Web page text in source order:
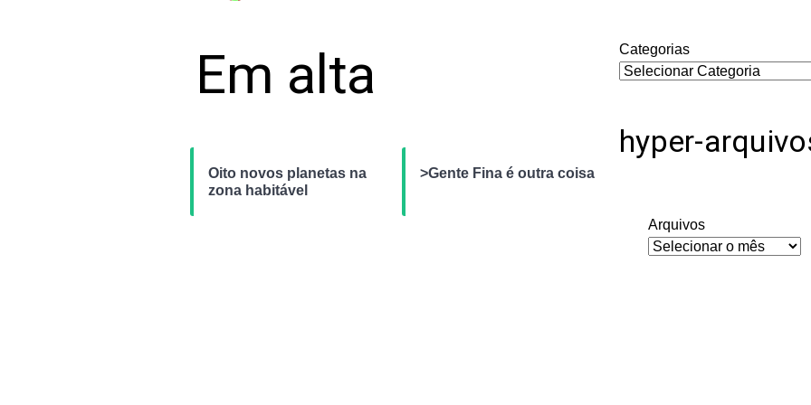
Em alta
Oito novos planetas na
zona habitável
>Gente Fina é outra coisa
Categorias
hyper-
Arquivos